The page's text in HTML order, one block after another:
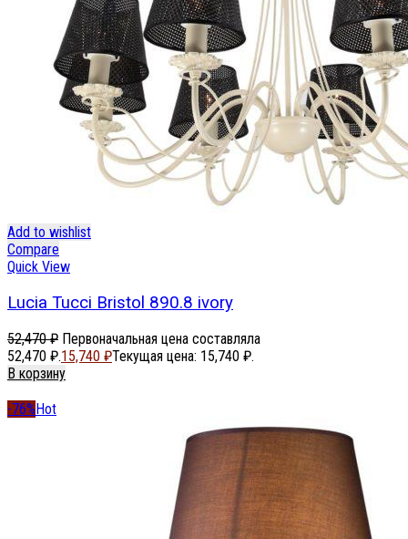
Add to wishlist
Compare
Quick View
Lucia Tucci Bristol 890.8 ivory
52,470₽ Первоначальная цена составляла
52,470 ₽.15,740 ₽Текущая цена: 15,740 ₽.
В корзину
-76%Hot